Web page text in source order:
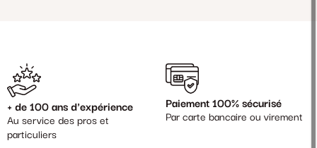
+ de 100 ans d'expérience
Au service des pros et
particuliers
Paiement 100% sécurisé
Par carte bancaire ou virement